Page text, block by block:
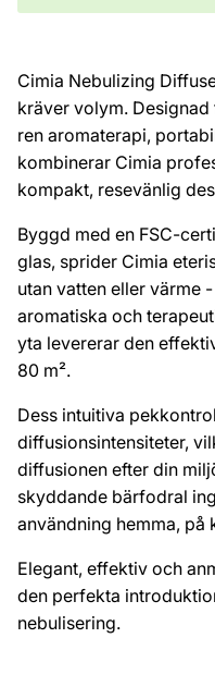
Cimia Nebulizing
kräver volym.
ren aromaterapi,
kombinerar Cimia
kompakt, resevänlig
Byggd med en FSC-
glas, sprider Cimia
utan vatten eller värme
aromatiska och
yta levererar den
80 m².
Dess intuitiva
diffusionsintensiteter,
diffusionen efter din
skyddande bärfodral
användning hemma, på
Elegant, effektiv och
den perfekta
nebulisering.